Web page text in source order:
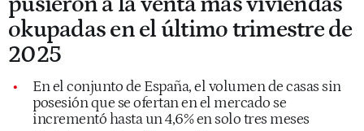
okupadas en el último trimestre de
2025
En el conjunto de España, el volumen de casas sin
posesión que se ofertan en el mercado se
incrementó hasta un 4,6% en solo tres meses